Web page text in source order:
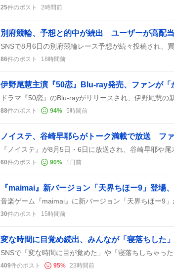
25件のポスト 2時間前
86件のポスト 18時間前
88件のポスト 94% 5時間前
60件のポスト 90% 1日前
『maimai』新バージョン「天界ちほー9」登場
30件のポスト 15時間前
409件のポスト 95% 23時間前